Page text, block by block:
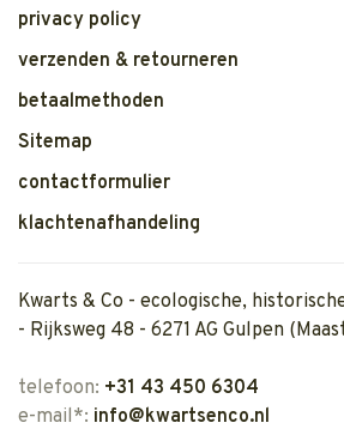
privacy policy
verzenden & retourneren
betaalmethoden
Sitemap
contactformulier
klachtenafhandeling
Kwarts & Co - ecologische,
- Rijksweg 48 - 6271 AG Gulpen
telefoon: +31 43 450 6304
e-mail*: info@kwartsenco.nl